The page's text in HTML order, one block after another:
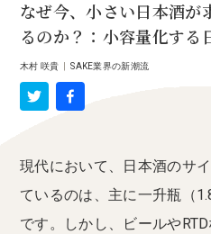
なぜ今、小さい日本酒が
るのか？：小容量化する
木村 咲貴 |SAKE業界の新潮流
現代において、日本酒のサ
ているのは、主に一升瓶（
です。しかし、ビールや